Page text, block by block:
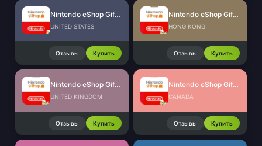
Nintendo eShop Gift Card (US)
UNITED STATES
Отзывы Купить
Nintendo eShop Gift Card (HK)
HONG KONG
Отзывы Купить
Nintendo eShop Gift Card (UK)
UNITED KINGDOM
Отзывы Купить
Nintendo eShop Gift Card (CA)
CANADA
Отзывы Купить